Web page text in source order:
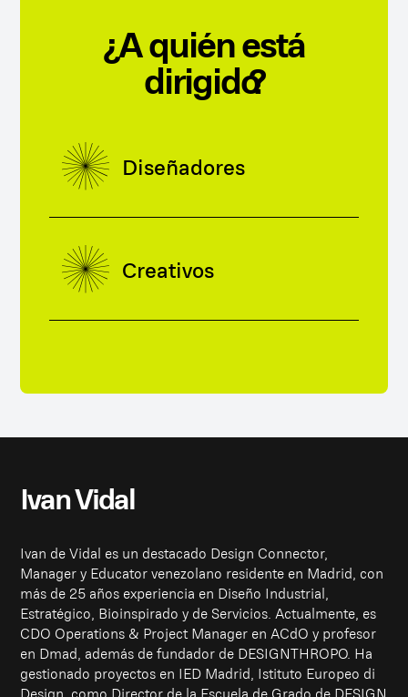
¿A quién está
dirigido?
Diseñadores
Creativos
Ivan Vidal
Ivan de Vidal es un destacado Design Connector,
Manager y Educator venezolano residente en Madrid, con
más de 25 años experiencia en Diseño Industrial,
Estratégico, Bioinspirado y de Servicios. Actualmente, es
CDO Operations & Project Manager en ACdO y profesor
en Dmad, además de fundador de DESIGNTHROPO. Ha
gestionado proyectos en IED Madrid, Istituto Europeo di
Design, como Director de la Escuela de Grado de DESIGN